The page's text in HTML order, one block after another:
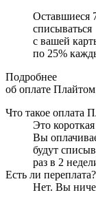
Оставшиеся
списываться
с вашей
по 25%
Подробнее
об оплате Плайтом
Что такое оплата
Это
Вы
будут
раз в 2
Есть ли переплата?
Нет. Вы